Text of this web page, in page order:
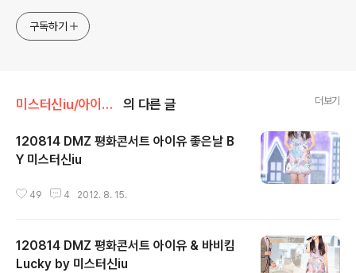
구독하기
미스터신iu/아이유 직찍 의 다른 글 더보기
120814 DMZ 평화콘서트 아이유 좋은날 B
Y 미스터신iu
49 4 2012. 8. 15.
120814 DMZ 평화콘서트 아이유 & 바비킴
Lucky by 미스터신iu